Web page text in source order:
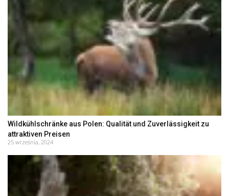
Wildkühlschränke aus Polen: Qualität und Zuverlässigkeit zu
attraktiven Preisen
25 września, 2024